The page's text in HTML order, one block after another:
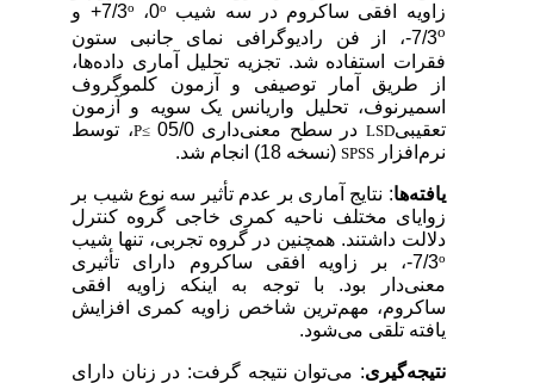
زاویه افقی ساکروم در سه شیب
0، 7/3+ و
7/3-، از فن رادیوگرافی نمای جانبی ستون
فقرات استفاده شد. تجزیه تحلیل آماری داده‌ها،
از طریق آمار توصیفی و آزمون کلموگروف
اسمیرنوف، تحلیل واریانس یک سویه و آزمون
تعقیبیLSDدر سطح معنی‌داری 05/0
P≤،توسط
نرم‌افزار SPSS(نسخه 18) انجام شد.
یافته‌ها: نتایج آماری بر عدم تأثیر سه نوع شیب بر
زوایای مختلف ناحیه کمری خاجی گروه کنترل
دلالت داشتند. همچنین در گروه تجربی، تنها شیب
7/3-، بر زاویه افقی ساکروم دارای تأثیری
معنی‌دار بود. با توجه به اینکه زاویه افقی
ساکروم، مهم‌ترین شاخص زاویه کمری افزایش
یافته تلقی می‌شود.
نتیجه‌گیری: می‌توان نتیجه گرفت: در زنان دارای